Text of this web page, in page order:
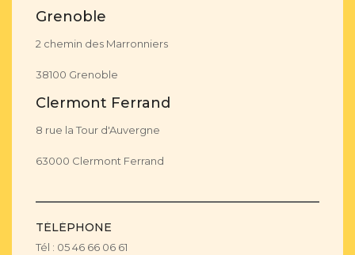
Grenoble
2 chemin des Marronniers
38100 Grenoble
Clermont Ferrand
8 rue la Tour d'Auvergne
63000 Clermont Ferrand
TÉLÉPHONE
Tél : 05 46 66 06 61